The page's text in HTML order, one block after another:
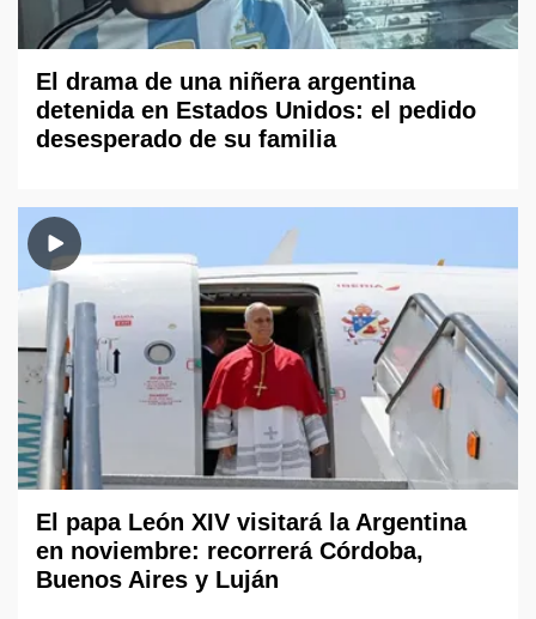
El drama de una niñera argentina
detenida en Estados Unidos: el pedido
desesperado de su familia
El papa León XIV visitará la Argentina
en noviembre: recorrerá Córdoba,
Buenos Aires y Luján